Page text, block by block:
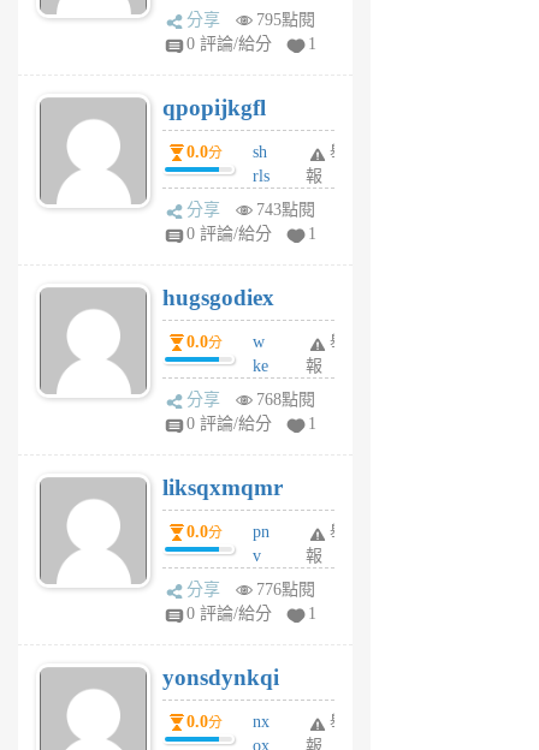
w
rs
6
個
月
前
分享
795點閱
0 評論/給分
1
qpopijkgfl
0.0分
sh
rls
k
m
6
個
月
前
舉
報
分享
743點閱
0 評論/給分
1
hugsgodiex
0.0分
w
ke
rv
pj
6
個
月
前
舉
報
分享
768點閱
0 評論/給分
1
liksqxmqmr
0.0分
pn
v
wt
sv
6
個
月
舉
報
分享
776點閱
0 評論/給分
1
yonsdynkqi
0.0分
nx
ox
舉
報